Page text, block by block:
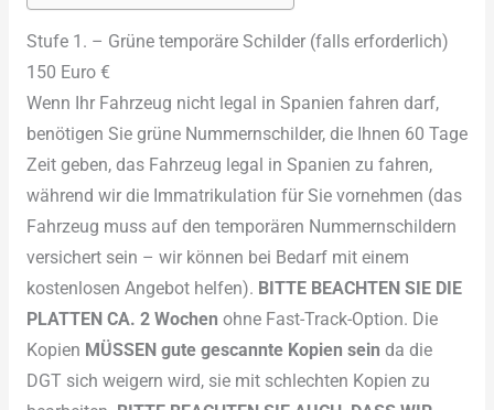
Stufe 1. – Grüne temporäre Schilder (falls erforderlich)
150 Euro €
Wenn Ihr Fahrzeug nicht legal in Spanien fahren darf,
benötigen Sie grüne Nummernschilder, die Ihnen 60 Tage
Zeit geben, das Fahrzeug legal in Spanien zu fahren,
während wir die Immatrikulation für Sie vornehmen (das
Fahrzeug muss auf den temporären Nummernschildern
versichert sein – wir können bei Bedarf mit einem
kostenlosen Angebot helfen). BITTE BEACHTEN SIE DIE
PLATTEN CA. 2 Wochen ohne Fast-Track-Option. Die
Kopien MÜSSEN gute gescannte Kopien sein da die
DGT sich weigern wird, sie mit schlechten Kopien zu